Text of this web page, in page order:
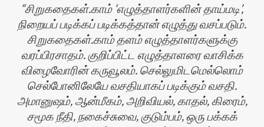
சிறுகதைகள்.காம் ‘எழுத்தாளர்களின் தாய்மடி’,
நிறையப் படிக்கப் படிக்கத்தான் எழுத்து வசப்படும்.
சிறுகதைகள்.காம் தளம் எழுத்தாளர்களுக்கு
வரப்பிரசாதம். குறிப்பிட்ட எழுத்தாளரை வாசிக்க
விழைவோரின் கருவூலம். செல்லுமிடமெல்லொம்
செல்போனிலேயே வசதியாகப் படிக்கும் வசதி.
அமானுஷம், ஆன்மீகம், அறிவியல், காதல், கிரைம்,
சமூக நீதி, நகைச்சுவை, குடும்பம், ஒரு பக்கக்